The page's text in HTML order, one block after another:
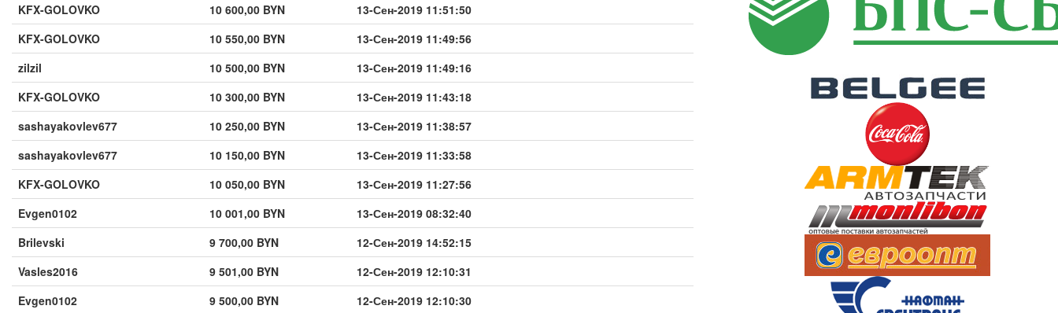
KFX-GOLOVKO
10 600,00 BYN
13-Сен-2019 11:51:50
KFX-GOLOVKO
10 550,00 BYN
13-Сен-2019 11:49:56
zilzil
10 500,00 BYN
13-Сен-2019 11:49:16
KFX-GOLOVKO
10 300,00 BYN
13-Сен-2019 11:43:18
sashayakovlev677
10 250,00 BYN
13-Сен-2019 11:38:57
sashayakovlev677
10 150,00 BYN
13-Сен-2019 11:33:58
KFX-GOLOVKO
10 050,00 BYN
13-Сен-2019 11:27:56
Evgen0102
10 001,00 BYN
13-Сен-2019 08:32:40
Brilevski
9 700,00 BYN
12-Сен-2019 14:52:15
Vasles2016
9 501,00 BYN
12-Сен-2019 12:10:31
Evgen0102
9 500,00 BYN 12-Сен-2019 12:10:30